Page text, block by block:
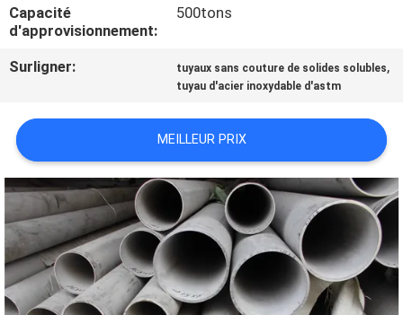
NOUVELLES
COMPANY
NEWS
PLAN
DU
SITE
Capacité
d'approvisionnement:
500tons
Surligner: tuyaux sans couture de solides solubles,
tuyau d'acier inoxydable d'astm
MEILLEUR PRIX